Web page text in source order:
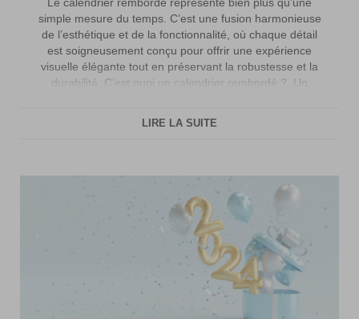
simple mesure du temps. C’est une fusion harmonieuse
de l’esthétique et de la fonctionnalité, où chaque détail
est soigneusement conçu pour offrir une expérience
visuelle élégante tout en préservant la robustesse et la
durabilité. C’est quoi un calendrier rembordé ? Un
LIRE LA SUITE